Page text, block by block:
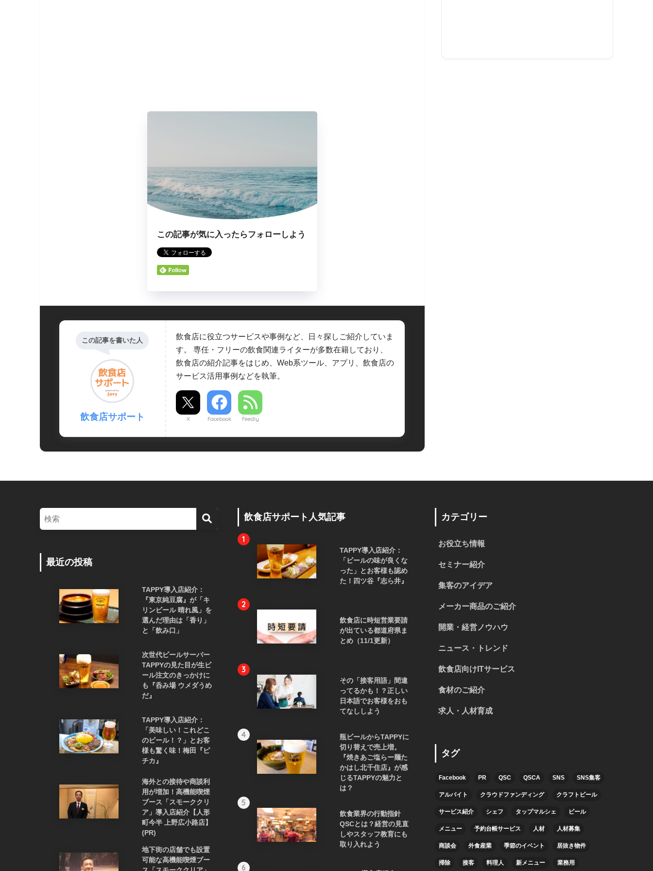
この記事が気に入ったらフォローしよう
この記事を書いた人
飲食店サポート
飲食店に役立つサービスや事例など、日々探しご紹介していま
す。 専任・フリーの飲食関連ライターが多数在籍しており、
飲食店の紹介記事をはじめ、Web系ツール、アプリ、飲食店の
サービス活用事例などを執筆。
X Facebook Feedly
最近の投稿
TAPPY導入店紹介：
『東京純豆腐』が「キ
リンビール 晴れ風」を
選んだ理由は「香り」
と「飲み口」
次世代ビールサーバー
TAPPYの見た目が生ビ
ール注文のきっかけに
も『呑み場 ウメダうめ
だ』
TAPPY導入店紹介：
「美味しい！これどこ
のビール！？」とお客
様も驚く味！梅田『ピ
チカ』
海外との接待や商談利
用が増加！高機能喫煙
ブース「スモーククリ
ア」導入店紹介【人形
町今半 上野広小路店】
(PR)
地下街の店舗でも設置
可能な高機能喫煙ブー
飲食店サポート人気記事
1
TAPPY導入店紹介：
「ビールの味が良くな
った」とお客様も認め
た！四ツ谷『志ら井』
2
飲食店に時短営業要請
が出ている都道府県ま
とめ（11/1更新）
3
その「接客用語」間違
ってるかも！？正しい
日本語でお客様をおも
てなししよう
4
瓶ビールからTAPPYに
切り替えで売上増。
『焼きあご塩らー麺た
かはし北千住店』が感
じるTAPPYの魅力と
は？
5
飲食業界の行動指針
QSCとは？経営の見直
しやスタッフ教育にも
取り入れよう
6
カテゴリー
お役立ち情報
セミナー紹介
集客のアイデア
メーカー商品のご紹介
開業・経営ノウハウ
ニュース・トレンド
飲食店向けITサービス
食材のご紹介
求人・人材育成
タグ
Facebook PR QSC QSCA SNS SNS集客
アルバイト クラウドファンディング クラフトビール
サービス紹介 シェフ タップマルシェ ビール
メニュー 予約台帳サービス 人材 人材募集
商談会 外食産業 季節のイベント 居抜き物件
掃除 接客 料理人 新メニュー 業務用